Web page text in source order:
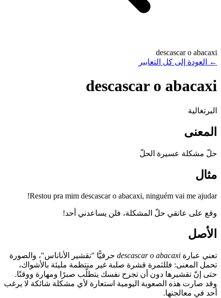
descascar o abacaxi
←
العودة إلى كل التعابير
descascar o abacaxi
البرتغالية
المعنى
حلّ مشكلة عسيرة الحلّ
مثال
Restou pra mim descascar o abacaxi, ninguém vai me ajudar!
وقع على عاتقي حلّ المشكلة، فلن يساعدني أحد!
الأصل
تعني عبارة descascar o abacaxi حرفيًّا "تقشير الأناناس"، والصورة
تحمل المعنى: فللثمرة قشرة صلبة غير منتظمة مليئة بالأشواك،
حتى إنّ تقشيرها دون أن تجرح نفسك يتطلّب صبرًا ومهارة ووقتًا.
وقد صارت هذه الصعوبة اليومية استعارة لأي مشكلة شائكة لا يرغب
أحد في معالجتها.